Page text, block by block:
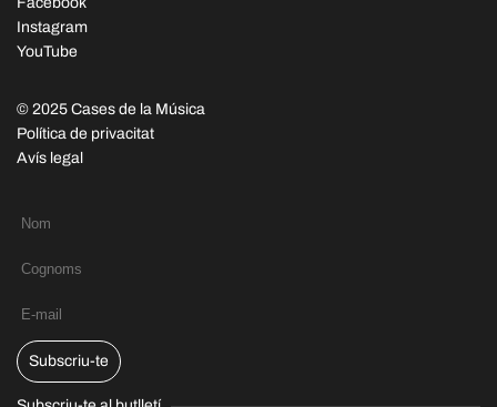
Instagram
YouTube
© 2025 Cases de la Música
Política de privacitat
Avís legal
Subscriu-te